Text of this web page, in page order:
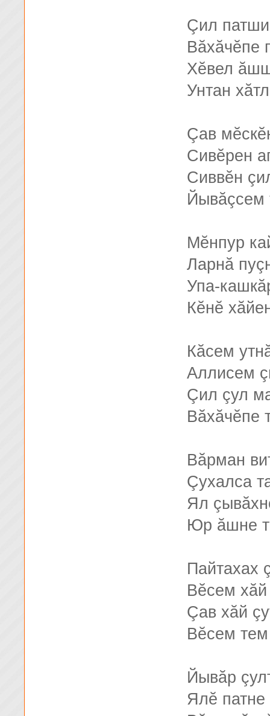
Çил
Вăхăчĕпе
Хĕвел
Унтан
Çав
Сивĕрен
Сиввĕн
Йывăçсем
Мĕнпур
Ларнă
Упа-
Кĕнĕ
Кăсем
Аллисем
Çил çул
Вăхăчĕпе
Вăрман
Çухалса
Ял
Юр ăшне
Пайтахах
Вĕсем хăй
Çав хăй
Вĕсем
Йывăр
Ялĕ